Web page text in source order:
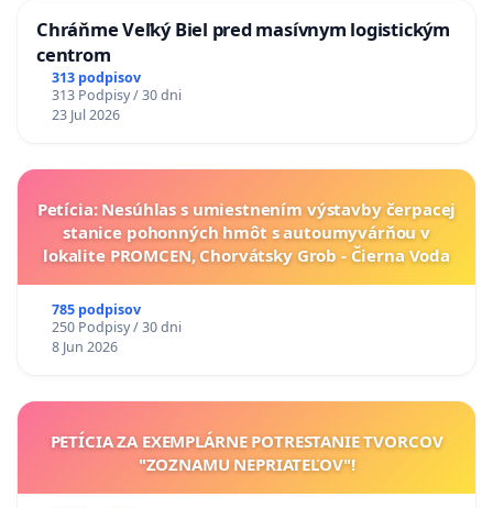
Chráňme Veľký Biel pred masívnym logistickým
centrom
313 podpisov
313 Podpisy / 30 dni
23 Jul 2026
Petícia: Nesúhlas s umiestnením výstavby čerpacej
stanice pohonných hmôt s autoumyvárňou v
lokalite PROMCEN, Chorvátsky Grob - Čierna Voda
785 podpisov
250 Podpisy / 30 dni
8 Jun 2026
PETÍCIA ZA EXEMPLÁRNE POTRESTANIE TVORCOV
"ZOZNAMU NEPRIATEĽOV"!